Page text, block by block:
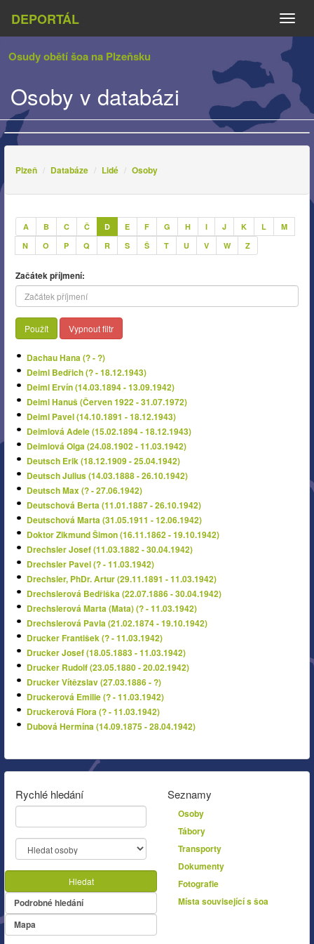
DEPORTÁL
Osudy obětí šoa na Plzeňsku
Osoby v databázi
Plzeň Databáze Lidé Osoby
A B C Č D E F G H I J K L
M
N
O P Q R S Š T U V W Z
Začátek příjmení:
Použít Vypnout filtr
Dachau Hana (? - ?)
Deiml Bedřich (? - 18.12.1943)
Deiml Ervín (14.03.1894 - 13.09.1942)
Deiml Hanuš (Červen 1922 - 31.07.1972)
Deiml Pavel (14.10.1891 - 18.12.1943)
Deimlová Adele (15.02.1894 - 18.12.1943)
Deimlová Olga (24.08.1902 - 11.03.1942)
Deutsch Erik (18.12.1909 - 25.04.1942)
Deutsch Julius (14.03.1888 - 26.10.1942)
Deutsch Max (? - 27.06.1942)
Deutschová Berta (11.01.1887 - 26.10.1942)
Deutschová Marta (31.05.1911 - 12.06.1942)
Doktor Zikmund Šimon (16.11.1862 - 19.10.1942)
Drechsler Josef (11.03.1882 - 30.04.1942)
Drechsler Pavel (? - 11.03.1942)
Drechsler, PhDr. Artur (29.11.1891 - 11.03.1942)
Drechslerová Bedřiška (22.07.1886 - 30.04.1942)
Drechslerová Marta (Mata) (? - 11.03.1942)
Drechslerová Pavla (21.02.1874 - 19.10.1942)
Drucker František (? - 11.03.1942)
Drucker Josef (18.05.1883 - 11.03.1942)
Drucker Rudolf (23.05.1880 - 20.02.1942)
Drucker Vítězslav (27.03.1886 - ?)
Druckerová Emilie (? - 11.03.1942)
Druckerová Flora (? - 11.03.1942)
Dubová Hermína (14.09.1875 - 28.04.1942)
Rychlé hledání
Hledat
Podrobné hledání
Mapa
Seznamy
Osoby
Tábory
Transporty
Dokumenty
Fotografie
Místa související s šoa